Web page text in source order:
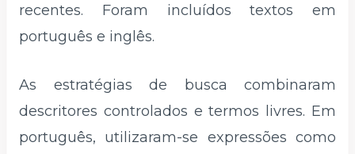
recentes. Foram incluídos textos em
português e inglês.
As estratégias de busca combinaram
descritores controlados e termos livres. Em
português, utilizaram-se expressões como